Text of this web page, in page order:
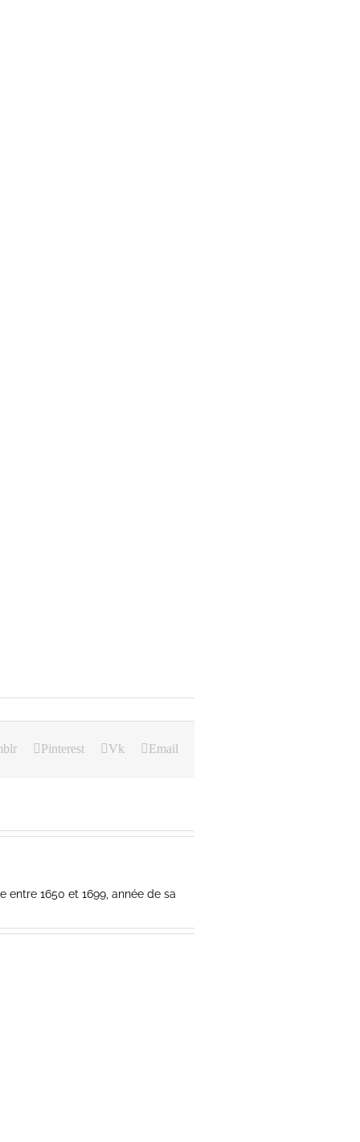
Pinterest Vk Email
entre 1650 et 1699, année de sa